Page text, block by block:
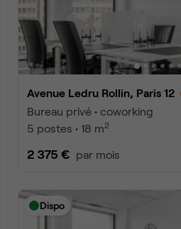
Avenue Ledru Rollin, Paris 12
Bureau privé • coworking
5 postes • 18 m2
2 375 € par mois
Dispo